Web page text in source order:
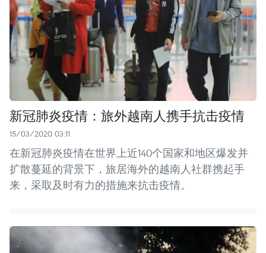
新冠肺炎疫情：旅外越南人携手抗击疫情
15/03/2020 03:11
在新冠肺炎疫情在世界上近140个国家和地区爆发并
扩散蔓延的背景下，旅居海外的越南人社群携起手
来，采取及时有力的措施来抗击疫情。